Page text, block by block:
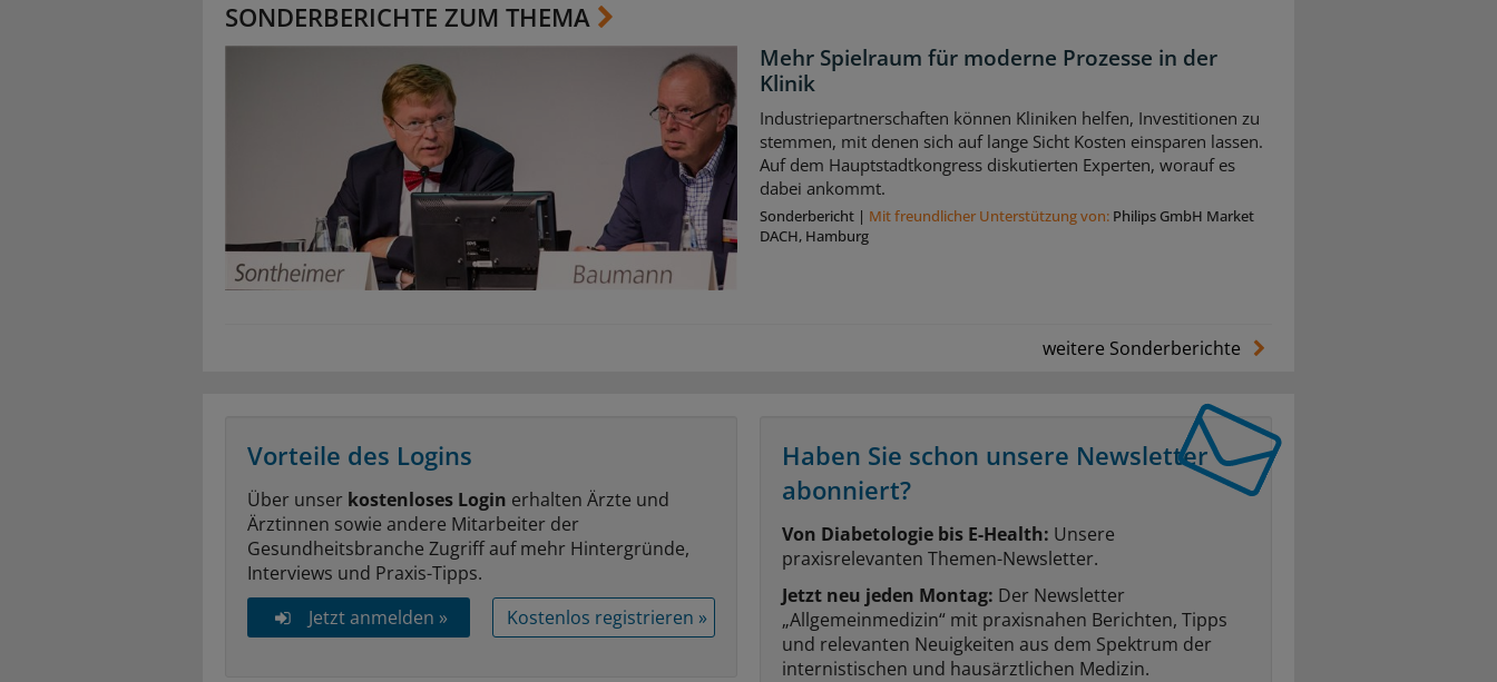
SONDERBERICHTE ZUM THEMA
Mehr Spielraum für moderne Prozesse in der
Klinik
Industriepartnerschaften können Kliniken helfen, Investitionen zu
stemmen, mit denen sich auf lange Sicht Kosten einsparen lassen.
Auf dem Hauptstadtkongress diskutierten Experten, worauf es
dabei ankommt.
Sonderbericht | Mit freundlicher Unterstützung von: Philips GmbH Market
DACH, Hamburg
weitere Sonderberichte
Vorteile des Logins
Über unser kostenloses Login erhalten Ärzte und
Ärztinnen sowie andere Mitarbeiter der
Gesundheitsbranche Zugriff auf mehr Hintergründe,
Interviews und Praxis-Tipps.
Jetzt anmelden »
Kostenlos registrieren »
Haben Sie schon unsere Newsletter
abonniert?
Von Diabetologie bis E-Health: Unsere
praxisrelevanten Themen-Newsletter.
Jetzt neu jeden Montag: Der Newsletter
„Allgemeinmedizin“ mit praxisnahen Berichten, Tipps
und relevanten Neuigkeiten aus dem Spektrum der
internistischen und hausärztlichen Medizin.